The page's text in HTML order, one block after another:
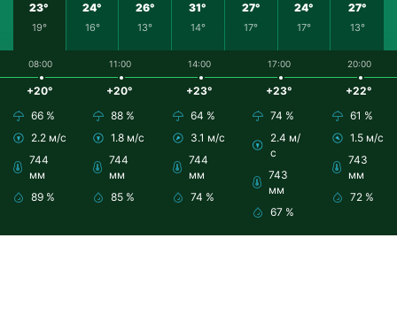
23°
19°
24°
16°
26°
13°
31°
14°
27°
17°
24°
17°
27°
13°
08:00
+20°
66 %
2.2 м/с
744
мм
89 %
11:00
+20°
88 %
1.8 м/с
744
мм
85 %
14:00
+23°
64 %
3.1 м/с
744
мм
74 %
17:00
+23°
74 %
2.4 м/
с
743
мм
67 %
20:00
+22°
61 %
1.5 м/с
743
мм
72 %